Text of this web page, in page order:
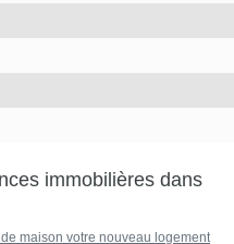
immobilières dans
maison votre nouveau logement